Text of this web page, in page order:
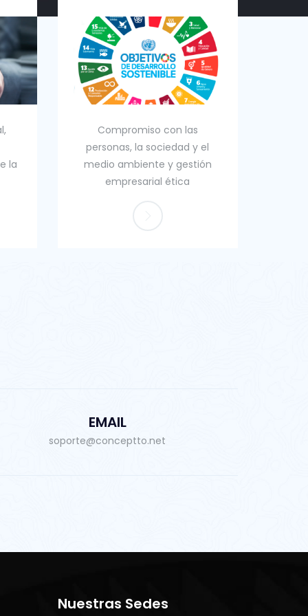
la
Compromiso con las
personas, la sociedad y el
medio ambiente y gestión
empresarial ética
EMAIL
soporte@conceptto.net
Nuestras Sedes